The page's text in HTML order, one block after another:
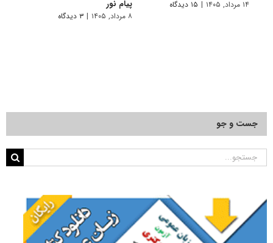
۱۴ مرداد, ۱۴۰۵ | ۱۵ دیدگاه پیام نور
۸ مرداد, ۱۴۰۵ | ۳ دیدگاه
جست و جو
جستجو